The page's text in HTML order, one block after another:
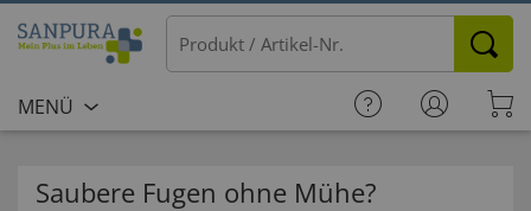
MENÜ
Saubere Fugen ohne Mühe?